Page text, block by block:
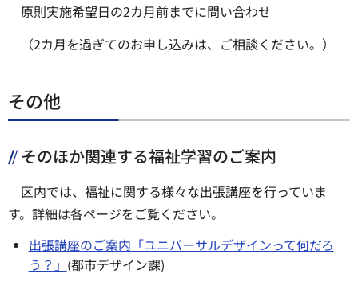
原則実施希望日の2カ月前までに問い合わせ
（2カ月を過ぎてのお申し込みは、ご相談ください。）
その他
そのほか関連する福祉学習のご案内
区内では、福祉に関する様々な出張講座を行っていま
す。詳細は各ページをご覧ください。
出張講座のご案内「ユニバーサルデザインって何だろ
う？」 (都市デザイン課)